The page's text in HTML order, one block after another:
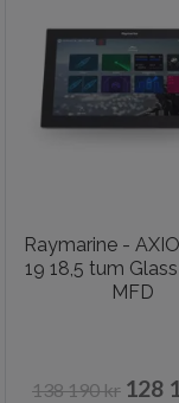
Raymarine -
19 18,5 tum
MFD
138 190 kr 128